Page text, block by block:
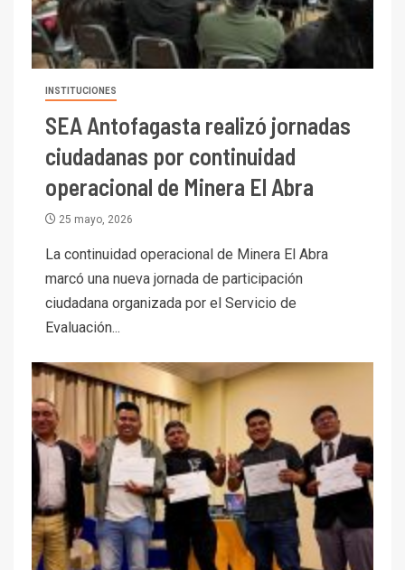
INSTITUCIONES
SEA Antofagasta realizó jornadas
ciudadanas por continuidad
operacional de Minera El Abra
25 mayo, 2026
La continuidad operacional de Minera El Abra
marcó una nueva jornada de participación
ciudadana organizada por el Servicio de
Evaluación...